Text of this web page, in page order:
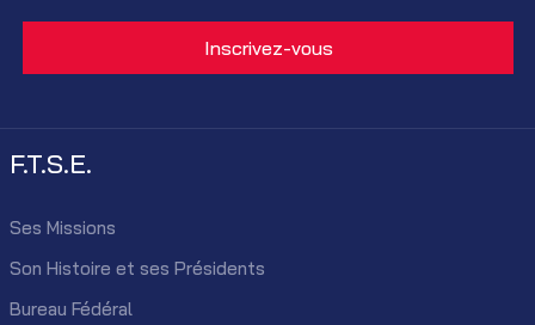
F.T.S.E.
Ses Missions
Son Histoire et ses Présidents
Bureau Fédéral